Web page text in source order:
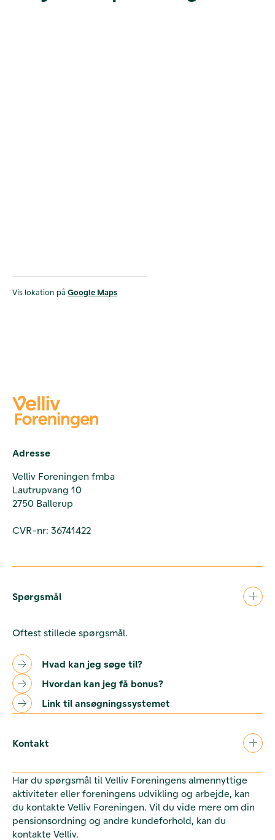
Vis lokation på Google Maps
Adresse
Velliv Foreningen fmba
Lautrupvang 10
2750 Ballerup
CVR-nr: 36741422
Spørgsmål
Oftest stillede spørgsmål.
Hvad kan jeg søge til?
Hvordan kan jeg få bonus?
Link til ansøgningssystemet
Kontakt
Har du spørgsmål til Velliv Foreningens almennyttige
aktiviteter eller foreningens udvikling og arbejde, kan
du kontakte Velliv Foreningen. Vil du vide mere om din
pensionsordning og andre kundeforhold, kan du
kontakte Velliv.